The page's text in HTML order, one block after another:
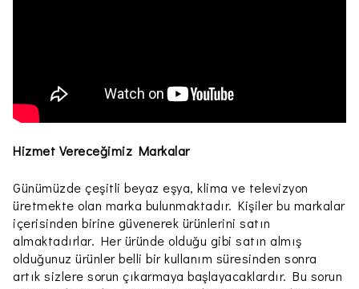
Hizmet Vereceğimiz Markalar
Günümüzde çeşitli beyaz eşya, klima ve televizyon
üretmekte olan marka bulunmaktadır. Kişiler bu markalar
içerisinden birine güvenerek ürünlerini satın
almaktadırlar. Her üründe olduğu gibi satın almış
olduğunuz ürünler belli bir kullanım süresinden sonra
artık sizlere sorun çıkarmaya başlayacaklardır. Bu sorun